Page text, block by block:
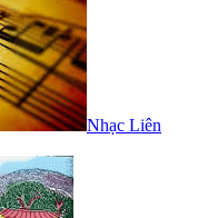
Nhạc Liên